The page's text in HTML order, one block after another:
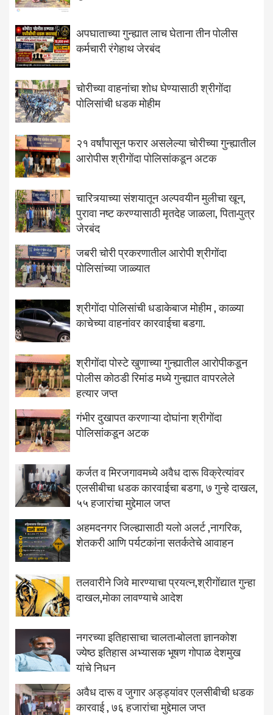
अपघाताच्या गुन्ह्यात लाच घेताना तीन पोलीस
कर्मचारी रंगेहाथ जेरबंद
चोरीच्या वाहनांचा शोध घेण्यासाठी श्रीगोंदा
पोलिसांची धडक मोहीम
२१ वर्षांपासून फरार असलेल्या चोरीच्या गुन्ह्यातील
आरोपीस श्रीगोंदा पोलिसांकडून अटक
चारित्र्याच्या संशयातून अल्पवयीन मुलीचा खून,
पुरावा नष्ट करण्यासाठी मृतदेह जाळला, पिता-पुत्र
जेरबंद
जबरी चोरी प्रकरणातील आरोपी श्रीगोंदा
पोलिसांच्या जाळ्यात
श्रीगोंदा पोलिसांची धडाकेबाज मोहीम , काळ्या
काचेच्या वाहनांवर कारवाईचा बडगा.
श्रीगोंदा पोस्टे खुणाच्या गुन्ह्यातील आरोपीकडून
पोलीस कोठडी रिमांड मध्ये गुन्ह्यात वापरलेले
हत्यार जप्त
गंभीर दुखापत करणाऱ्या दोघांना श्रीगोंदा
पोलिसांकडून अटक
कर्जत व मिरजगावमध्ये अवैध दारू विक्रेत्यांवर
एलसीबीचा धडक कारवाईचा बडगा, ७ गुन्हे दाखल,
५५ हजारांचा मुद्देमाल जप्त
अहमदनगर जिल्ह्यासाठी यलो अलर्ट ,नागरिक,
शेतकरी आणि पर्यटकांना सतर्कतेचे आवाहन
तलवारीने जिवे मारण्याचा प्रयत्न,श्रीगोंद्यात गुन्हा
दाखल,मोका लावण्याचे आदेश
नगरच्या इतिहासाचा चालता-बोलता ज्ञानकोश
ज्येष्ठ इतिहास अभ्यासक भूषण गोपाळ देशमुख
यांचे निधन
अवैध दारू व जुगार अड्ड्यांवर एलसीबीची धडक
कारवाई , ७६ हजारांचा मुद्देमाल जप्त